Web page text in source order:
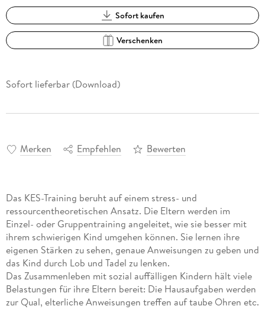
Sofort kaufen
Verschenken
Sofort lieferbar (Download)
Merken Empfehlen Bewerten
Das KES-Training beruht auf einem stress- und
ressourcentheoretischen Ansatz. Die Eltern werden im
Einzel- oder Gruppentraining angeleitet, wie sie besser mit
ihrem schwierigen Kind umgehen können. Sie lernen ihre
eigenen Stärken zu sehen, genaue Anweisungen zu geben und
das Kind durch Lob und Tadel zu lenken.
Das Zusammenleben mit sozial auffälligen Kindern hält viele
Belastungen für ihre Eltern bereit: Die Hausaufgaben werden
zur Qual, elterliche Anweisungen treffen auf taube Ohren etc.